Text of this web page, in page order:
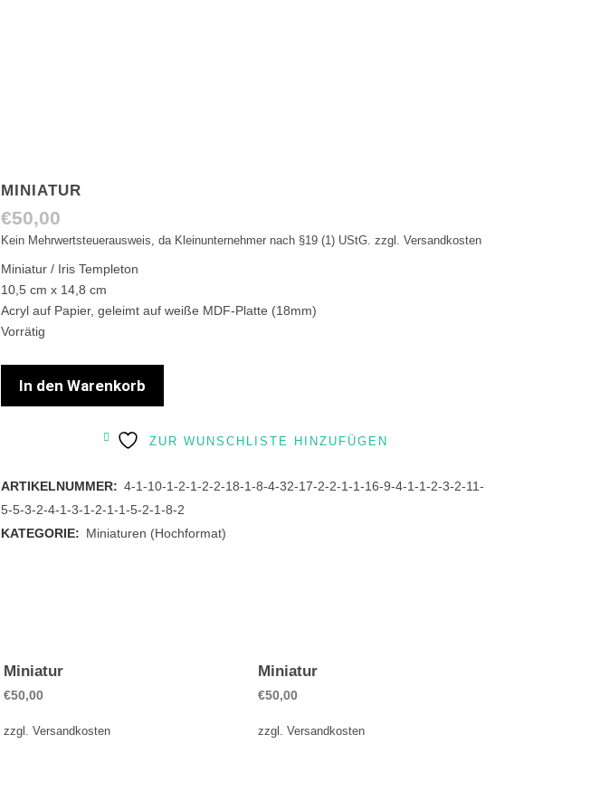
MINIATUR
€50,00
Kein Mehrwertsteuerausweis, da Kleinunternehmer nach §19 (1) UStG. zzgl. Versandkosten
Miniatur / Iris Templeton
10,5 cm x 14,8 cm
Acryl auf Papier, geleimt auf weiße MDF-Platte (18mm)
Vorrätig
Miniatur
In den Warenkorb
ZUR WUNSCHLISTE HINZUFÜGEN
ARTIKELNUMMER: 4-1-10-1-2-1-2-2-18-1-8-4-32-17-2-2-1-1-16-9-4-1-1-2-3-2-11-
5-5-3-2-4-1-3-1-2-1-1-5-2-1-8-2
KATEGORIE: Miniaturen (Hochformat)
Miniatur
€50,00
zzgl. Versandkosten
Miniatur
€50,00
zzgl. Versandkosten